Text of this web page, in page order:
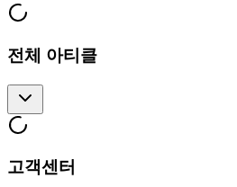
전체 아티클
고객센터